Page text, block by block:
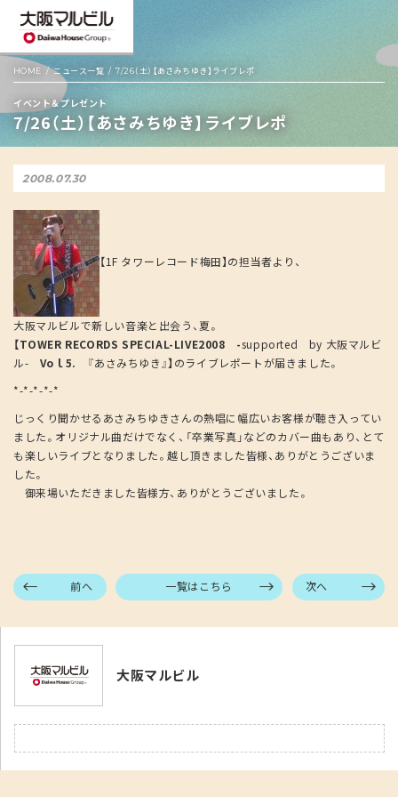
HOME ニュース一覧 7/26（土）【あさみちゆき】ライブレポ
イベント＆プレゼント
7/26（土）【あさみちゆき】ライブレポ
2008.07.30
【1F タワーレコード梅田】の担当者より、
大阪マルビルで新しい音楽と出会う、夏。
【TOWER RECORDS SPECIAL-LIVE2008 -supported by 大阪マルビ
ル- Voｌ5. 『あさみちゆき』】 のライブレポートが届きました。
*-*-*-*-*
じっくり聞かせるあさみちゆきさんの熱唱に幅広いお客様が聴き入ってい
ました。オリジナル曲だけでなく、「卒業写真」などのカバー曲もあり、とて
も楽しいライブとなりました。越し頂きました皆様、ありがとうございま
した。
御来場いただきました皆様方、ありがとうございました。
前へ 一覧はこちら 次へ
大阪マルビル